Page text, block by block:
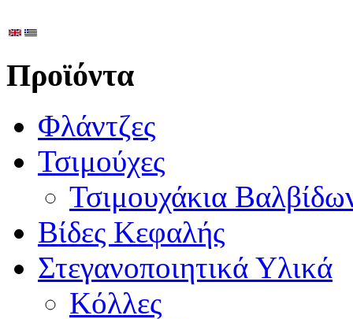
Προϊόντα
Φλάντζες
Τσιμούχες
Τσιμουχάκια
Βίδες Κεφαλής
Στεγανοποιητικά Υλικά
Κόλλες